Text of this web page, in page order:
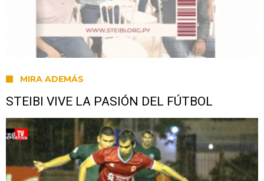
MIRA ADEMÁS
STEIBI VIVE LA PASIÓN DEL FÚTBOL